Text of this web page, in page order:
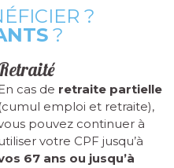
cas de retraite partielle
(cumul emploi et retraite),
pouvez continuer à
votre CPF jusqu’à
67 ans ou jusqu’à
?
?